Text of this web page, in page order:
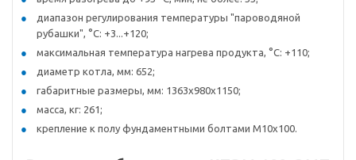
диапазон регулирования температуры "пароводяной
рубашки", °C: +3...+120;
максимальная температура нагрева продукта, °C: +110;
диаметр котла, мм: 652;
габаритные размеры, мм: 1363х980х1150;
масса, кг: 261;
крепление к полу фундаментными болтами М10х100.